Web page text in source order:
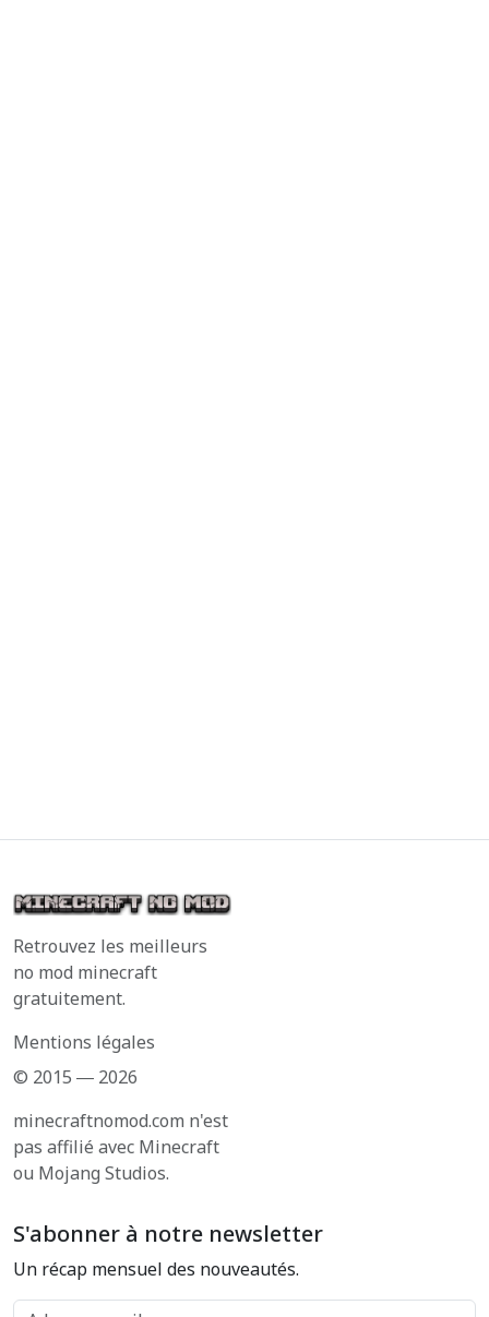
Retrouvez les meilleurs
no mod minecraft
gratuitement.
Mentions légales
© 2015 ― 2026
minecraftnomod.com n'est
pas affilié avec Minecraft
ou Mojang Studios.
S'abonner à notre newsletter
Un récap mensuel des nouveautés.
Adresse email